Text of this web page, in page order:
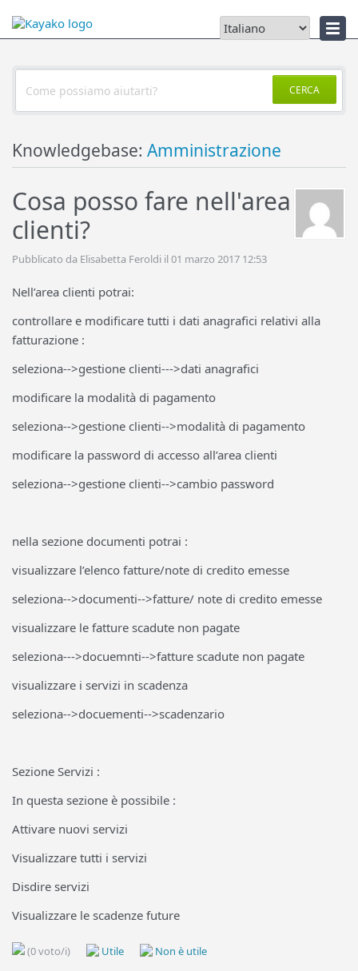
Notizie
CERCA
Knowledgebase: Amministrazione
Cosa posso fare nell'area
clienti?
Pubblicato da Elisabetta Feroldi il 01 marzo 2017 12:53
Nell’area clienti potrai:
controllare e modificare tutti i dati anagrafici relativi alla
fatturazione :
seleziona-->gestione clienti--->dati anagrafici
modificare la modalità di pagamento
seleziona-->gestione clienti-->modalità di pagamento
modificare la password di accesso all’area clienti
seleziona-->gestione clienti-->cambio password
nella sezione documenti potrai :
visualizzare l’elenco fatture/note di credito emesse
seleziona-->documenti-->fatture/ note di credito emesse
visualizzare le fatture scadute non pagate
seleziona--->docuemnti-->fatture scadute non pagate
visualizzare i servizi in scadenza
seleziona-->docuementi-->scadenzario
Sezione Servizi :
In questa sezione è possibile :
Attivare nuovi servizi
Visualizzare tutti i servizi
Disdire servizi
Visualizzare le scadenze future
(0 voto/i) Utile Non è utile